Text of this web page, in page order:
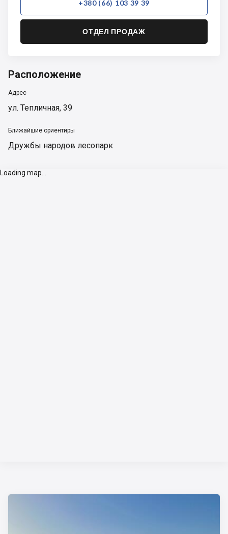
+380 (66) 103 39 39
ОТДЕЛ ПРОДАЖ
Расположение
Адрес
ул. Тепличная, 39
Ближайшие ориентиры
Дружбы народов лесопарк
Loading map...